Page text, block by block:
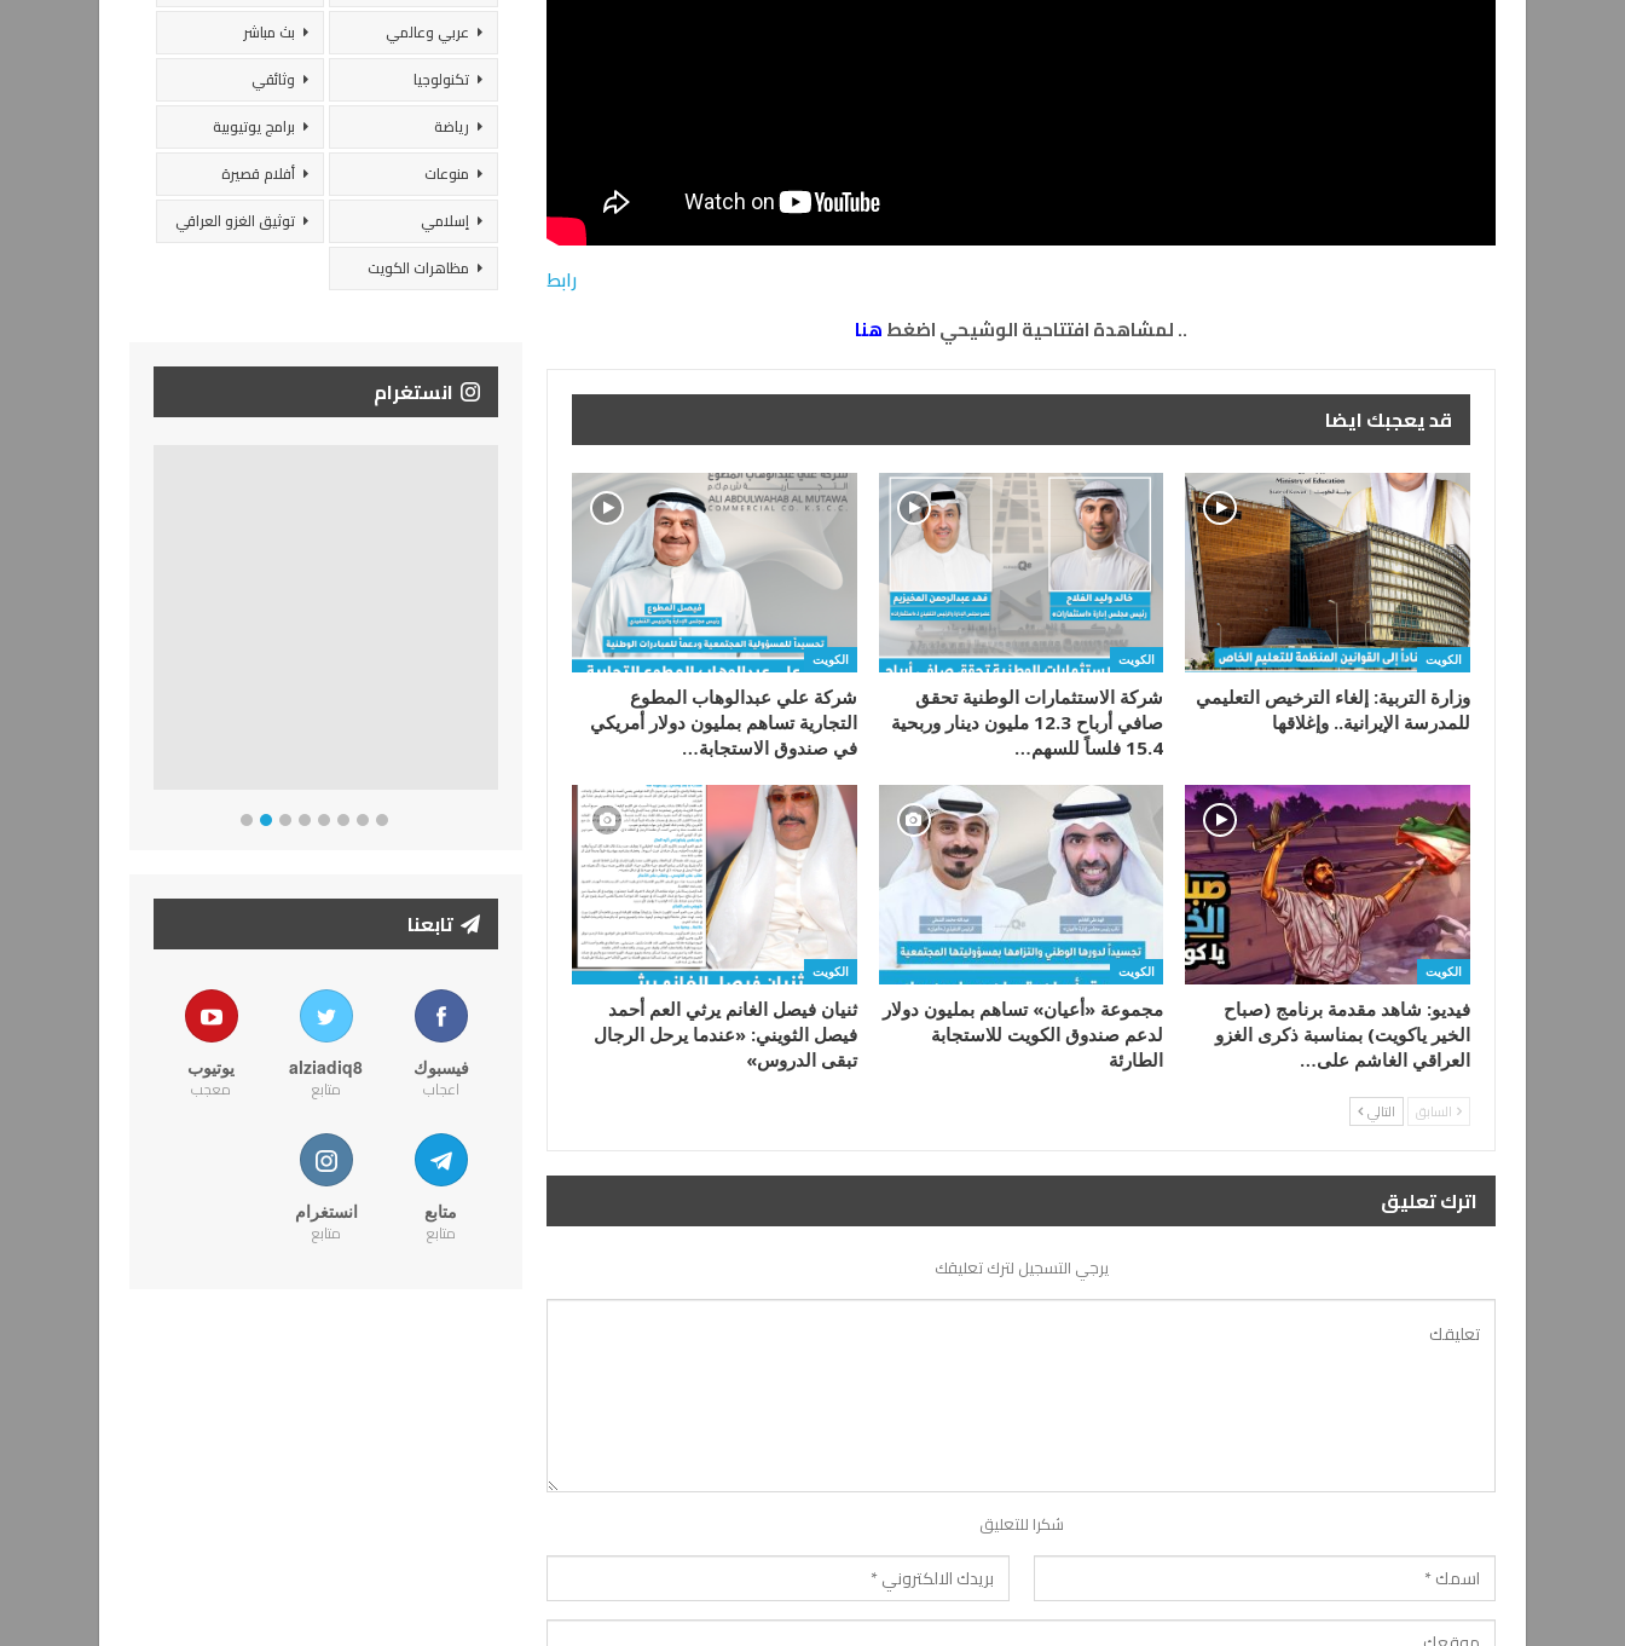
رابط
.. لمشاهدة افتتاحية الوشيحي اضغطهنا
قد يعجبك ايضا
الكويت
وزارة التربية: إلغاء الترخيص التعليمي
للمدرسة الإيرانية.. وإغلاقها
الكويت
شركة الاستثمارات الوطنية تحقق
صافي أرباح 12.3 مليون دينار وربحية
15.4 فلساً للسهم…
الكويت
شركة علي عبدالوهاب المطوع
التجارية تساهم بمليون دولار أمريكي
في صندوق الاستجابة…
الكويت
فيديو: شاهد مقدمة برنامج (صباح
الخير ياكويت) بمناسبة ذكرى الغزو
العراقي الغاشم على…
الكويت
مجموعة «أعيان» تساهم بمليون دولار
لدعم صندوق الكويت للاستجابة
الطارئة
الكويت
ثنيان فيصل الغانم يرثي العم أحمد
فيصل الثويني: «عندما يرحل الرجال
تبقى الدروس»
السابق التالي
اترك تعليق
يرجي التسجيل لترك تعليقك
شكرا للتعليق
عربي وعالمي
بث مباشر
تكنولوجيا
وثائقي
رياضة
برامج يوتيوبية
منوعات
أفلام قصيرة
إسلامي
توثيق الغزو العراقي
مظاهرات الكويت
انستغرام
تابعنا
فيسبوك
اعجاب
alziadiq8
متابع
يوتيوب
معجب
متابع
متابع
انستغرام
متابع